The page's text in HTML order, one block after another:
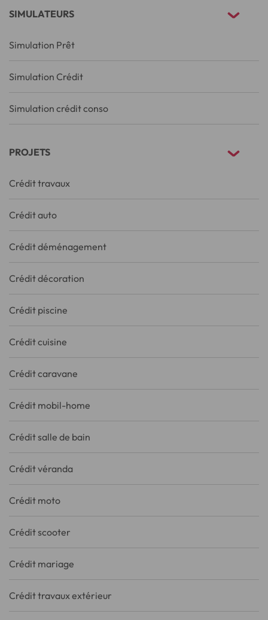
SIMULATEURS
Simulation Prêt
Simulation Crédit
Simulation crédit conso
PROJETS
Crédit travaux
Crédit auto
Crédit déménagement
Crédit décoration
Crédit piscine
Crédit cuisine
Crédit caravane
Crédit mobil-home
Crédit salle de bain
Crédit véranda
Crédit moto
Crédit scooter
Crédit mariage
Crédit travaux extérieur